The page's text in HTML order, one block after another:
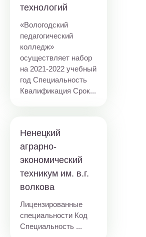
технологий
«Вологодский
педагогический
колледж»
осуществляет набор
на 2021-2022 учебный
год Специальность
Квалификация Срок...
Ненецкий
аграрно-
экономический
техникум им. в.г.
волкова
Лицензированные
специальности Код
Специальность ...